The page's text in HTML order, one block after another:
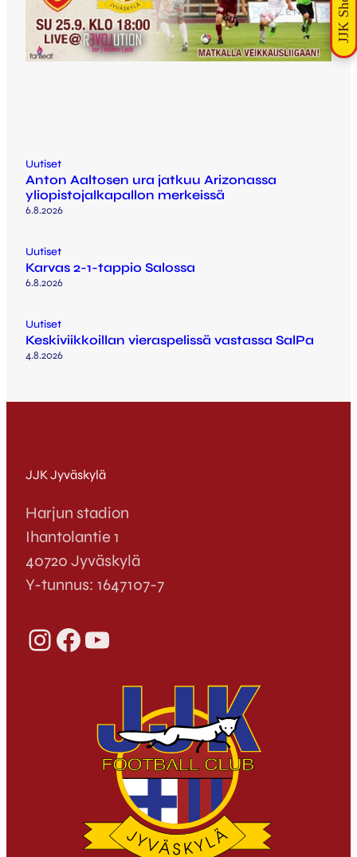
Uutiset
Anton Aaltosen ura jatkuu Arizonassa
yliopistojalkapallon merkeissä
6.8.2026
Uutiset
Karvas 2-1-tappio Salossa
6.8.2026
Uutiset
Keskiviikkoillan vieraspelissä vastassa SalPa
4.8.2026
JJK Jyväskylä
Harjun stadion
Ihantolantie 1
40720 Jyväskylä
Y-tunnus: 1647107-7
InstagramFacebook YouTube